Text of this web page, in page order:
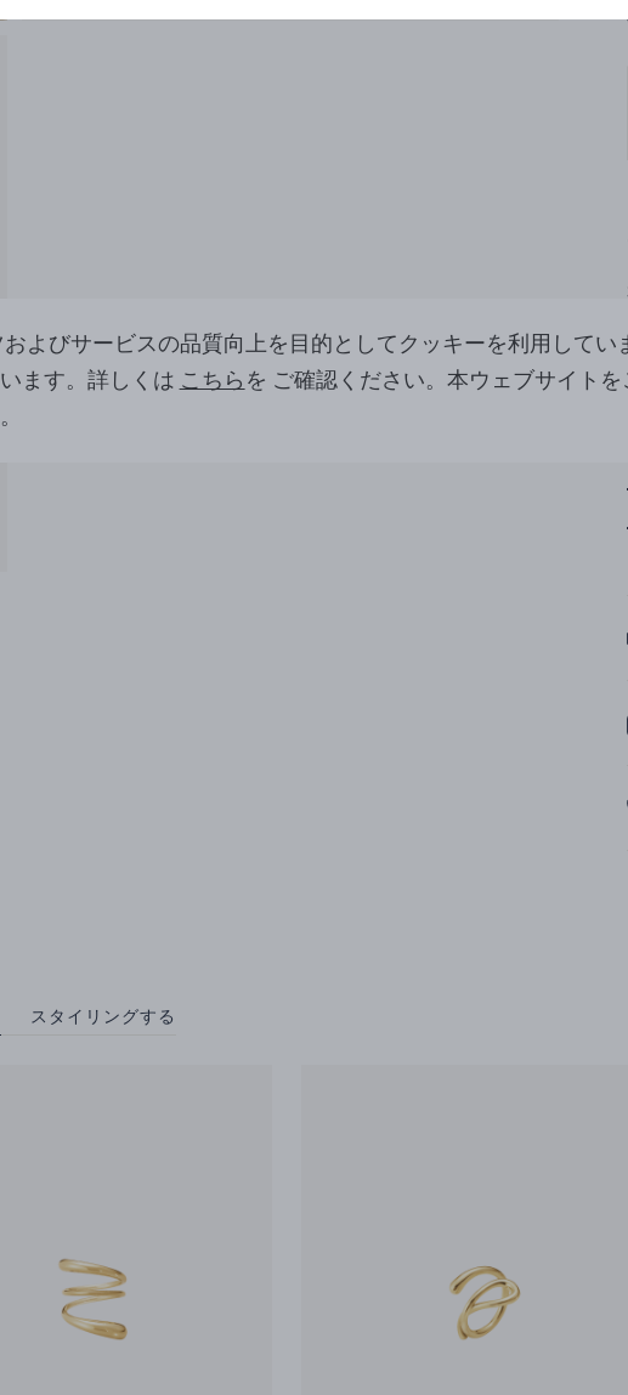
スタイリングする
よびサービスの品質向上を目的としてクッキーを利用してい
ます。詳しくは こちら を ご確認ください。本ウェブサイト